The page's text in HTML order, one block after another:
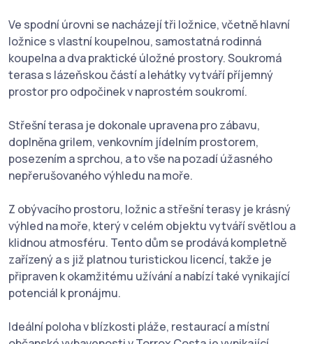
Ve spodní úrovni se nacházejí tři ložnice, včetně hlavní
ložnice s vlastní koupelnou, samostatná rodinná
koupelna a dva praktické úložné prostory. Soukromá
terasa s lázeňskou částí a lehátky vytváří příjemný
prostor pro odpočinek v naprostém soukromí.
Střešní terasa je dokonale upravena pro zábavu,
doplněna grilem, venkovním jídelním prostorem,
posezením a sprchou, a to vše na pozadí úžasného
nepřerušovaného výhledu na moře.
Z obývacího prostoru, ložnic a střešní terasy je krásný
výhled na moře, který v celém objektu vytváří světlou a
klidnou atmosféru. Tento dům se prodává kompletně
zařízený a s již platnou turistickou licencí, takže je
připraven k okamžitému užívání a nabízí také vynikající
potenciál k pronájmu.
Ideální poloha v blízkosti pláže, restaurací a místní